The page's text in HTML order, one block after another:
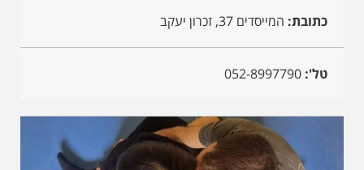
כתובת: המייסדים 37, זכרון יעקב
טל':